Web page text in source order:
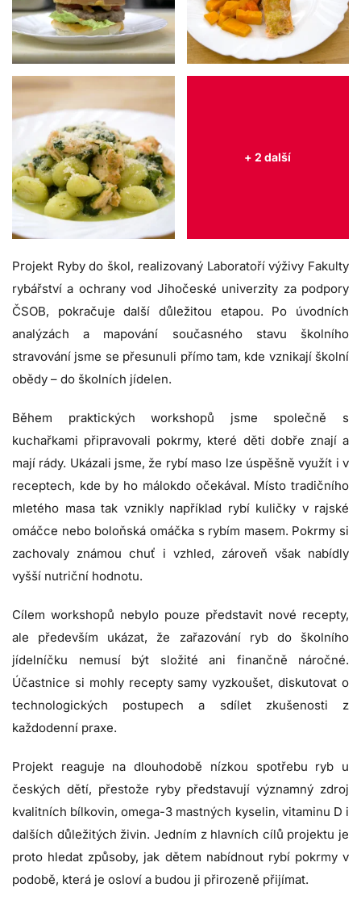
+ 2 další
Projekt Ryby do škol, realizovaný Laboratoří výživy Fakulty
rybářství a ochrany vod Jihočeské univerzity za podpory
ČSOB, pokračuje další důležitou etapou. Po úvodních
analýzách a mapování současného stavu školního
stravování jsme se přesunuli přímo tam, kde vznikají školní
obědy – do školních jídelen.
Během praktických workshopů jsme společně s
kuchařkami připravovali pokrmy, které děti dobře znají a
mají rády. Ukázali jsme, že rybí maso lze úspěšně využít i v
receptech, kde by ho málokdo očekával. Místo tradičního
mletého masa tak vznikly například rybí kuličky v rajské
omáčce nebo boloňská omáčka s rybím masem. Pokrmy si
zachovaly známou chuť i vzhled, zároveň však nabídly
vyšší nutriční hodnotu.
Cílem workshopů nebylo pouze představit nové recepty,
ale především ukázat, že zařazování ryb do školního
jídelníčku nemusí být složité ani finančně náročné.
Účastnice si mohly recepty samy vyzkoušet, diskutovat o
technologických postupech a sdílet zkušenosti z
každodenní praxe.
Projekt reaguje na dlouhodobě nízkou spotřebu ryb u
českých dětí, přestože ryby představují významný zdroj
kvalitních bílkovin, omega-3 mastných kyselin, vitaminu D i
dalších důležitých živin. Jedním z hlavních cílů projektu je
proto hledat způsoby, jak dětem nabídnout rybí pokrmy v
podobě, která je osloví a budou ji přirozeně přijímat.